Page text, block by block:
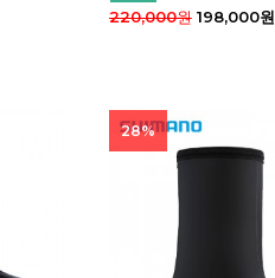
220,000원198,000원
28%